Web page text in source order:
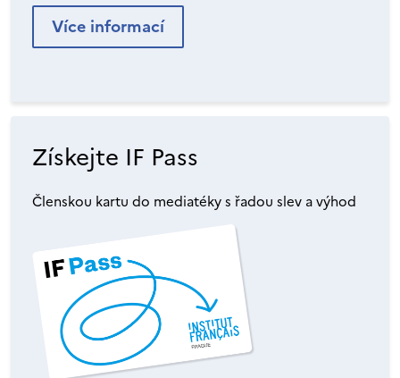
Více informací
Získejte IF Pass
Členskou kartu do mediatéky s řadou slev a výhod